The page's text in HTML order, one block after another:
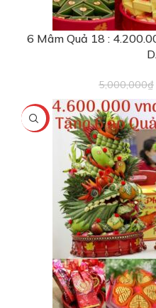
6 Mâm Quả 18 :
5,000,000₫
-6%